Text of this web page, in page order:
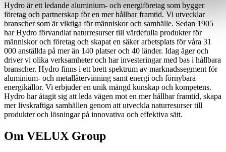
Hydro är ett ledande aluminium- och energiföretag som bygger
företag och partnerskap för en mer hållbar framtid. Vi utvecklar
branscher som är viktiga för människor och samhälle. Sedan 1905
har Hydro förvandlat naturresurser till värdefulla produkter för
människor och företag och skapat en säker arbetsplats för våra 31
000 anställda på mer än 140 platser och 40 länder. Idag äger och
driver vi olika verksamheter och har investeringar med bas i hållbara
branscher. Hydro finns i ett brett spektrum av marknadssegment för
aluminium- och metallåtervinning samt energi och förnybara
energikällor. Vi erbjuder en unik mängd kunskap och kompetens.
Hydro har åtagit sig att leda vägen mot en mer hållbar framtid, skapa
mer livskraftiga samhällen genom att utveckla naturresurser till
produkter och lösningar på innovativa och effektiva sätt.
Om VELUX Group